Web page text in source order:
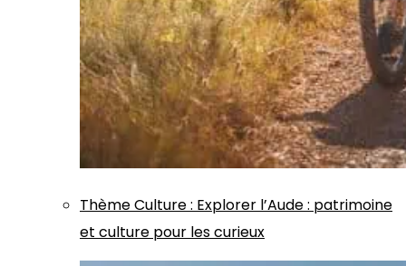
ThèmeCulture: Explorer l’Aude : patrimoine
et culture pour les curieux